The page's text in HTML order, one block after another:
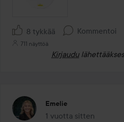
8 tykkää Kommentoi
711 näyttöä
Kirjaudu
Emelie
1 vuotta sitten
Viesti luotiin 1 vuotta